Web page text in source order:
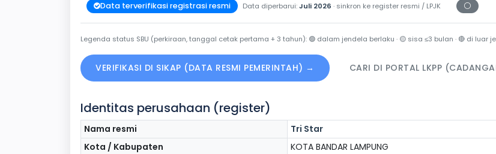
Data terverifikasi registrasi resmi Data diperbarui:Juli 2026 · sinkron ke register resmi / LPJK ⚪
Periksa
Legenda status SBU (perkiraan, tanggal cetak pertama + 3 tahun): 🟢 dalam jendela berlaku · 🟡 sisa ≤3 bulan ·🔴 di luar
VERIFIKASI DI SIKAP (DATA RESMI PEMERINTAH) → CARI DI PORTAL LKPP
Identitas perusahaan (register)
Nama resmi
Tri Star
Kota / Kabupaten
KOTA BANDAR LAMPUNG